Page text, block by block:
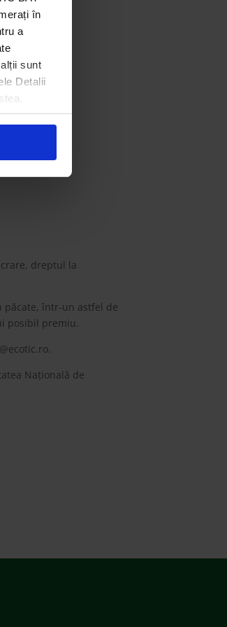
în
a
sunt
Detalii
dreptul la
păcate, într-un astfel de
posibil premiu.
Națională de